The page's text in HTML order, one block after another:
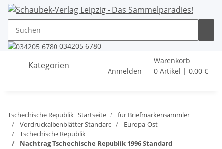
034205 6780
Kategorien
Anmelden
Warenkorb
0 Artikel | 0,00 €
Tschechische Republik Startseite
für Briefmarkensammler
Vordruckalbenblätter Standard
Europa-Ost
Tschechische Republik
Nachtrag Tschechische Republik 1996 Standard